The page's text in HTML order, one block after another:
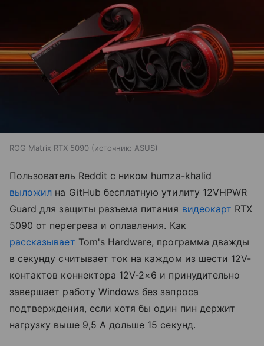
ROG Matrix RTX 5090 источник: ASUS
Пользователь Reddit с ником humza-khalid
выложил на GitHub бесплатную утилиту 12VHPWR
Guard для защиты разъема питания видеокарт RTX
5090 от перегрева и оплавления. Как
рассказывает Tom's Hardware, программа дважды
в секунду считывает ток на каждом из шести 12V-
контактов коннектора 12V-2×6 и принудительно
завершает работу Windows без запроса
подтверждения, если хотя бы один пин держит
нагрузку выше 9,5 А дольше 15 секунд.